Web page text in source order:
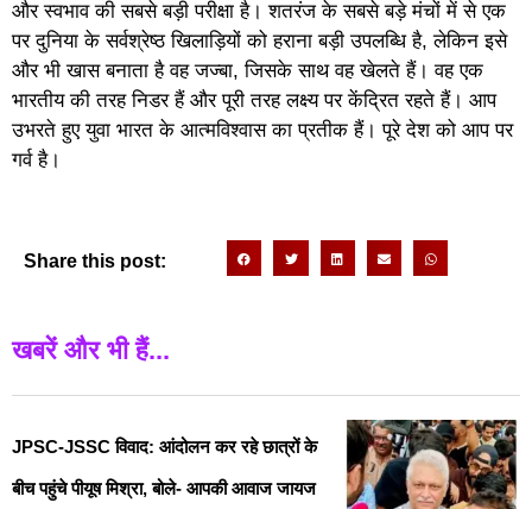
और स्वभाव की सबसे बड़ी परीक्षा है। शतरंज के सबसे बड़े मंचों में से एक
पर दुनिया के सर्वश्रेष्ठ खिलाड़ियों को हराना बड़ी उपलब्धि है, लेकिन इसे
और भी खास बनाता है वह जज्बा, जिसके साथ वह खेलते हैं। वह एक
भारतीय की तरह निडर हैं और पूरी तरह लक्ष्य पर केंद्रित रहते हैं। आप
उभरते हुए युवा भारत के आत्मविश्वास का प्रतीक हैं। पूरे देश को आप पर
गर्व है।
Share this post:
खबरें और भी हैं...
JPSC-JSSC विवाद: आंदोलन कर रहे छात्रों के
बीच पहुंचे पीयूष मिश्रा, बोले- आपकी आवाज जायज